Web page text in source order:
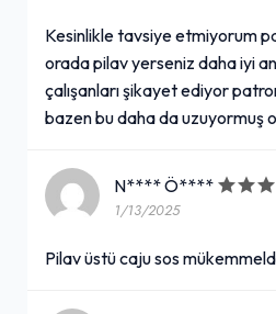
Kesinlikle tavsiye etmiyorum
orada pilav yerseniz daha iyi
çalışanları şikayet ediyor
bazen bu daha da uzuyormuş
N**** Ö****
1/13/2025
Pilav üstü caju sos